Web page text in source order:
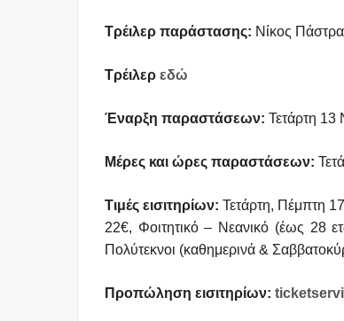
Τρέιλερ παράστασης: Νίκος
Τρέιλερ εδώ
Έναρξη παραστάσεων: Τετάρτη 13
Μέρες και ώρες παραστάσεων:
Τιμές εισιτηρίων: Τετάρτη, Πέμπτη
22€, Φοιτητικό – Νεανικό (έως 28
Πολύτεκνοι (καθημερινά &
Προπώληση εισιτηρίων: